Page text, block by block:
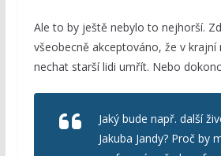
Ale to by ještě nebylo to nejhorší.
všeobecně akceptováno, že v krajní
nechat starší lidi umřít. Nebo
Jaký bude např. další
Jakuba Jandy? Proč by